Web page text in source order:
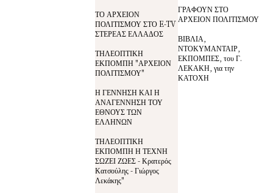
ΤΟ ΑΡΧΕΙΟΝ
ΠΟΛΙΤΙΣΜΟΥ ΣΤΟ E-TV
ΣΤΕΡΕΑΣ ΕΛΛΑΔΟΣ
ΤΗΛΕΟΠΤΙΚΗ
ΕΚΠΟΜΠΗ "ΑΡΧΕΙΟΝ
ΠΟΛΙΤΙΣΜΟΥ"
Η ΓΕΝΝΗΣΗ ΚΑΙ Η
ΑΝΑΓΕΝΝΗΣΗ ΤΟΥ
ΕΘΝΟΥΣ ΤΩΝ
ΕΛΛΗΝΩΝ
ΤΗΛΕΟΠΤΙΚΗ
ΕΚΠΟΜΠΗ Η ΤΕΧΝΗ
ΣΩΖΕΙ ΖΩΕΣ - Κρατερός
Κατσούλης - Γιώργος
Λεκάκης"
ΓΡΑΦΟΥΝ ΣΤΟ
ΑΡΧΕΙΟΝ ΠΟΛΙΤΙΣΜΟΥ
ΒΙΒΛΙΑ,
ΝΤΟΚΥΜΑΝΤΑΙΡ,
ΕΚΠΟΜΠΕΣ, του Γ.
ΛΕΚΑΚΗ, για την
ΚΑΤΟΧΗ